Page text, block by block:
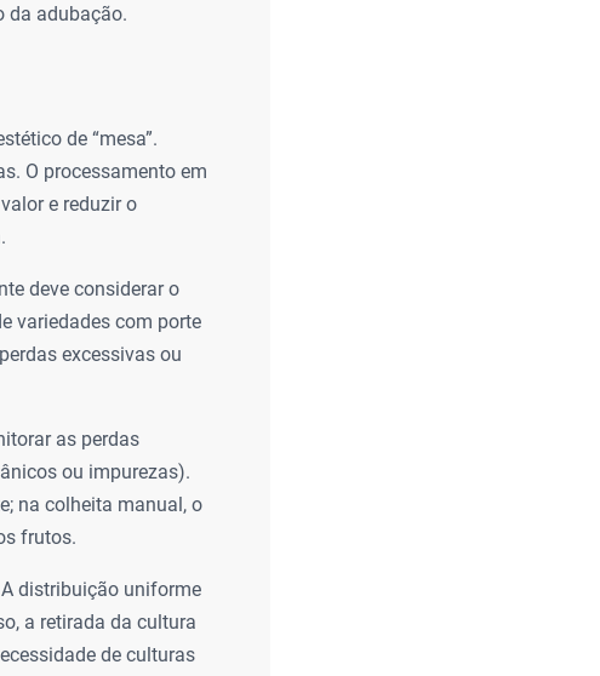
da adubação.
de “mesa”.
O processamento em
e reduzir o
deve considerar o
variedades com porte
excessivas ou
as perdas
ou impurezas).
na colheita manual, o
frutos.
distribuição uniforme
a retirada da cultura
de culturas